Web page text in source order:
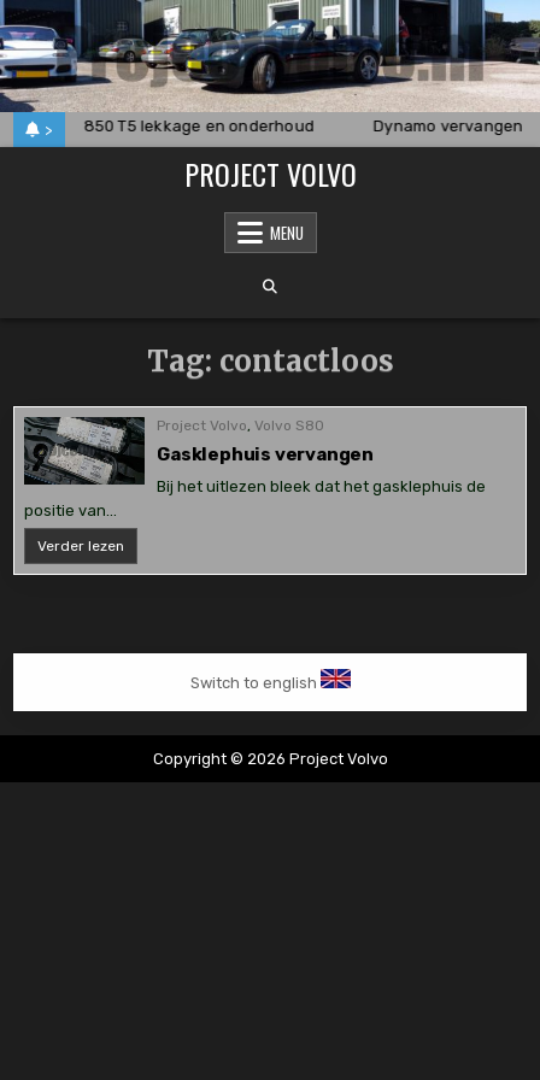
Skip
to
content
> 850 T5 lekkage en onderhoud Dynamo vervangen
PROJECT VOLVO
MENU
Tag: contactloos
Project Volvo,Volvo S80
Gasklephuis vervangen
Bij het uitlezen bleek dat het gasklephuis de
positie van…
Verder lezen
vervangen
Switch to english
Copyright © 2026 Project Volvo